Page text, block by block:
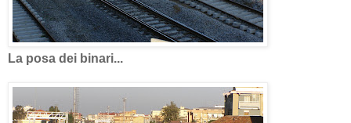
La posa dei binari...